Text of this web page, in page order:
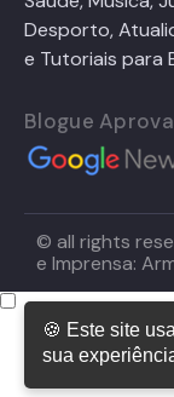
Desporto,
e Tutoriais para
Blogue
© all rights
e Imprensa:
🍪 Este site
sua